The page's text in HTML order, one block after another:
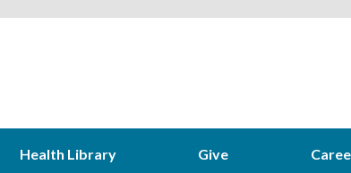
Health Library Give